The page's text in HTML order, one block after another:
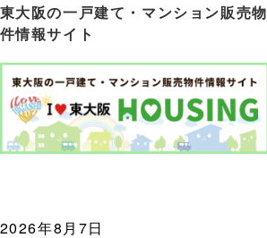
東大阪の一戸建て・マンション販売物
件情報サイト
2026年8月7日